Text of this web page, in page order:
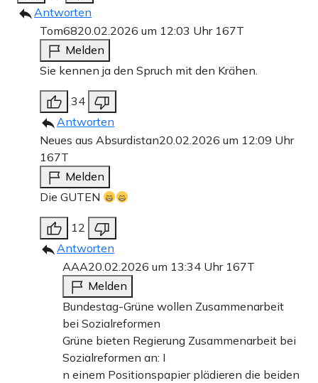
Antworten
Tom6820.02.2026 um 12:03 Uhr 167T
Melden
Sie kennen ja den Spruch mit den Krähen.
34
Antworten
Neues aus Absurdistan20.02.2026 um 12:09 Uhr
167T
Melden
Die GUTEN
12
Antworten
AAA20.02.2026 um 13:34 Uhr 167T
Melden
Bundestag-Grüne wollen Zusammenarbeit
bei Sozialreformen
Grüne bieten Regierung Zusammenarbeit bei
Sozialreformen an: I
n einem Positionspapier plädieren die beiden